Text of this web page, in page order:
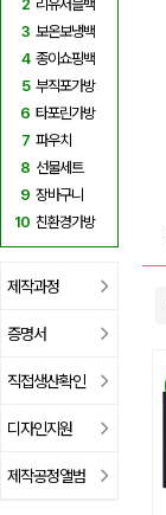
2 리유저블백
3 보온보냉백
4 종이쇼핑백
5 부직포가방
6 타포린가방
7 파우치
8 선물세트
9 장바구니
10 친환경가방
제작과정
증명서
직접생산확인
디자인지원
제작공정앨범